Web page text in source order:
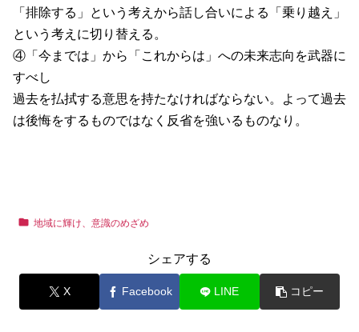
「排除する」という考えから話し合いによる「乗り越え」
という考えに切り替える。
④「今までは」から「これからは」への未来志向を武器に
すべし
過去を払拭する意思を持たなければならない。よって過去
は後悔をするものではなく反省を強いるものなり。
地域に輝け、意識のめざめ
シェアする
X Facebook LINE コピー